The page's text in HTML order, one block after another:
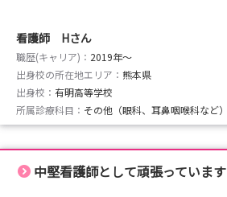
看護師 Hさん
職歴(キャリア)： 2019年〜
出身校の所在地エリア： 熊本県
出身校： 有明高等学校
所属診療科目： その他（眼科、耳鼻咽喉科など）
中堅看護師として頑張っています